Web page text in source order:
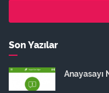
Son Yazılar
Anayasayı